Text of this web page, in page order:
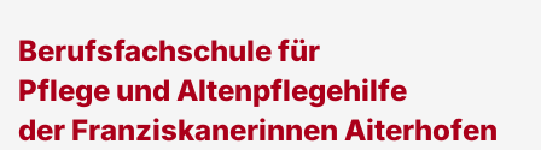
Berufsfachschule für
Pflege und Altenpflegehilfe
der Franziskanerinnen Aiterhofen